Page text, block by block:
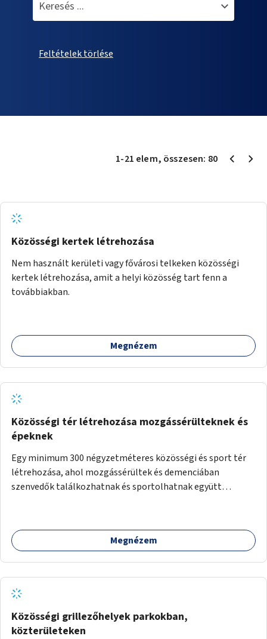
Feltételek törlése
1-21 elem, összesen: 80
Közösségi kertek létrehozása
Nem használt kerületi vagy fővárosi telkeken közösségi
kertek létrehozása, amit a helyi közösség tart fenn a
továbbiakban.
Megnézem
Közösségi tér létrehozása mozgássérülteknek és
épeknek
Egy minimum 300 négyzetméteres közösségi és sport tér
létrehozása, ahol mozgássérültek és demenciában
szenvedők találkozhatnak és sportolhatnak együtt
tud játszani, fontos, hogy a téren legyenek formájukban,
hangulatukban elkülönülő pontok, mezítlábas ösvények, az
Megnézem
Közösségi grillezőhelyek parkokban,
közterületeken